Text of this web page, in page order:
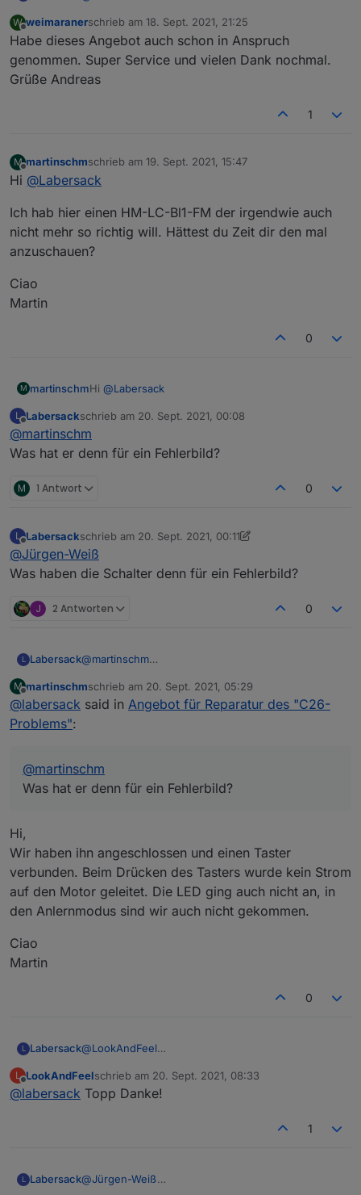
der Schalter verwendet wurde, würde ich das nicht
mehr mit zurücksenden.Ihr habt's geschafft: Ich
kann langsam keine Gummibärchen mehr sehen. ;-)
bekommen einenLink und werden ansonsten von
mir einfach ignoriert.
angekommen?
W
Offline
weimaranerschrieb am 18. Sept. 2021, 21:25
zuletzt editiert von
Habe dieses Angebot auch schon in Anspruch
genommen. Super Service und vielen Dank nochmal.
Grüße Andreas
1
M
Offline
martinschmschrieb am 19. Sept. 2021, 15:47
zuletzt editiert von
Hi @Labersack
Ich hab hier einen HM-LC-Bl1-FM der irgendwie auch
nicht mehr so richtig will. Hättest du Zeit dir den mal
anzuschauen?
Ciao
Martin
0
M martinschmHi @Labersack
Ich hab hier einen HM-LC-Bl1-FM der irgendwie
auch nicht mehr so richtig will. Hättest du Zeit dir
den mal anzuschauen?
Ciao
L
Offline
Labersackschrieb am 20. Sept. 2021, 00:08
zuletzt editiert von
@martinschm
Was hat er denn für ein Fehlerbild?
M 1 Antwort 0
L
Offline
Labersackschrieb am 20. Sept. 2021, 00:11
zuletzt editiert von Labersack
@Jürgen-Weiß
Was haben die Schalter denn für ein Fehlerbild?
J 2 Antworten 0
L Labersack@martinschm
M
Offline
martinschmschrieb am 20. Sept. 2021, 05:29
zuletzt editiert von
@labersack said in Angebot für Reparatur des "C26-
Problems":
@martinschm
Was hat er denn für ein Fehlerbild?
Hi,
Wir haben ihn angeschlossen und einen Taster
verbunden. Beim Drücken des Tasters wurde kein Strom
auf den Motor geleitet. Die LED ging auch nicht an, in
den Anlernmodus sind wir auch nicht gekommen.
Ciao
Martin
0
L Labersack@LookAndFeel
angekommen?
L
Offline
LookAndFeelschrieb am 20. Sept. 2021, 08:33
zuletzt editiert von
@labersack Topp Danke!
1
L Labersack@Jürgen-Weiß